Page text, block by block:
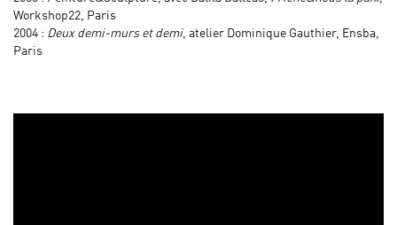
Workshop22, Paris
2004 : Deux demi-murs et demi, atelier Dominique Gauthier, Ensba,
Paris